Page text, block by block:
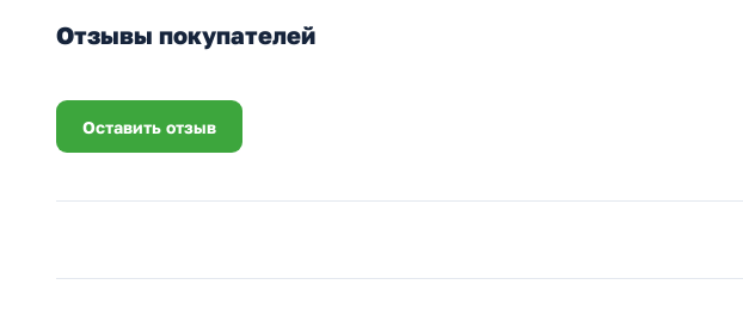
Отзывы покупателей
Оставить отзыв